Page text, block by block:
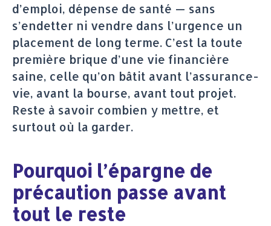
d’emploi, dépense de santé — sans
s’endetter ni vendre dans l’urgence un
placement de long terme. C’est la toute
première brique d’une vie financière
saine, celle qu’on bâtit avant l’assurance-
vie, avant la bourse, avant tout projet.
Reste à savoir combien y mettre, et
surtout où la garder.
Pourquoi l’épargne de
précaution passe avant
tout le reste